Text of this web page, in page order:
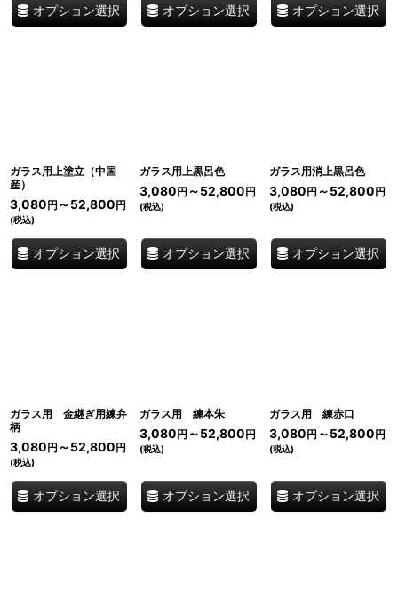
オプション選択 オプション選択 オプション選択
ガラス用上塗立（中国
産）
3,080円 ～52,800円
(税込)
オプション選択
ガラス用上黒呂色
3,080円 ～52,800円
(税込)
オプション選択
ガラス用消上黒呂色
3,080円 ～52,800円
(税込)
オプション選択
ガラス用 金継ぎ用練弁
柄
3,080円 ～52,800円
(税込)
オプション選択
ガラス用 練本朱
3,080円 ～52,800円
(税込)
オプション選択
ガラス用 練赤口
3,080円 ～52,800円
(税込)
オプション選択